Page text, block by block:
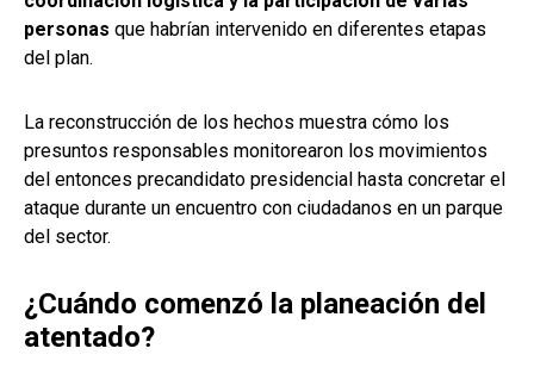
personas que habrían intervenido en diferentes etapas
del plan.
La reconstrucción de los hechos muestra cómo los
presuntos responsables monitorearon los movimientos
del entonces precandidato presidencial hasta concretar el
ataque durante un encuentro con ciudadanos en un parque
del sector.
¿Cuándo comenzó la planeación del
atentado?